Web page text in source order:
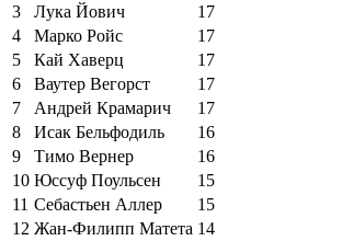
3
Лука Йович
17
4
Марко Ройс
17
5
Кай Хаверц
17
6
Ваутер Вегорст
17
7
Андрей Крамарич
17
8
Исак Бельфодиль
16
9
Тимо Вернер
16
10 Юссуф Поульсен
15
11 Себастьен Аллер
15
12 Жан-Филипп Матета 14